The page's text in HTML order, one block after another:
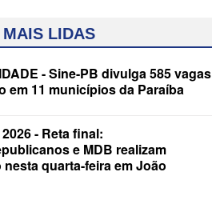
MAIS LIDAS
- Sine-PB divulga 585 vagas
em 11 municípios da Paraíba
- Reta final:
e MDB realizam
quarta-feira em João